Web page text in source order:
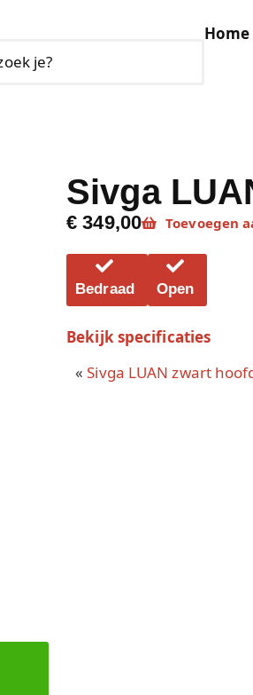
Home
Sivga
€ 349,00 Toevoegen
Bedraad Open
Bekijk specificaties
«Sivga LUAN zwart